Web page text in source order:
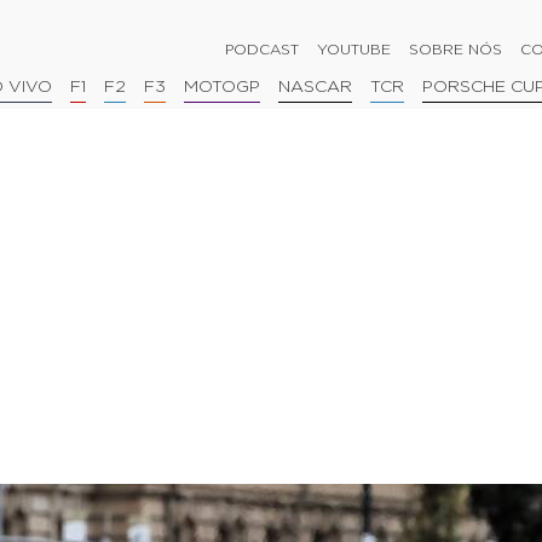
PODCAST YOUTUBE SOBRE NÓS
VIVO F1 F2 F3 MOTOGP NASCAR TCR PORSCHE